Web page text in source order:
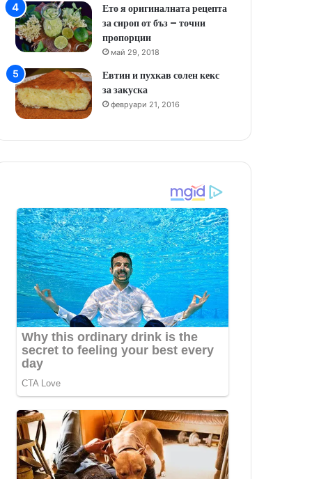
Ето я оригиналната рецепта
за сироп от бъз – точни
пропорции
май 29, 2018
Евтин и пухкав солен кекс
за закуска
февруари 21, 2016